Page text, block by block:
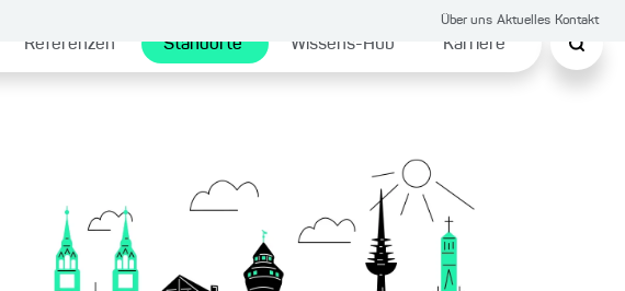
Über uns Aktuelles Kontakt
Referenzen Standorte Wissens-Hub Karriere